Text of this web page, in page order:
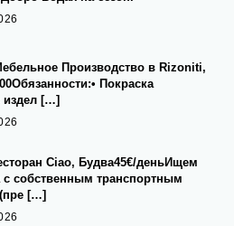
Производство в Rizoniti,
Покраска
[…]
Ciao, Будва45€/деньИщем
с собственным транспортным
[…]